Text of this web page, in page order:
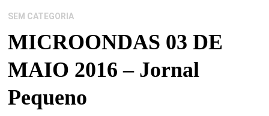
SEM CATEGORIA
MICROONDAS 03 DE
MAIO 2016 – Jornal
Pequeno